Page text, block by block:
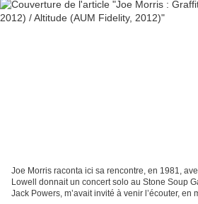
Joe Morris raconta ici sa rencontre, en 1981,
Lowell donnait un concert solo au Stone Soup
Jack Powers, m’avait invité à venir l’écouter,